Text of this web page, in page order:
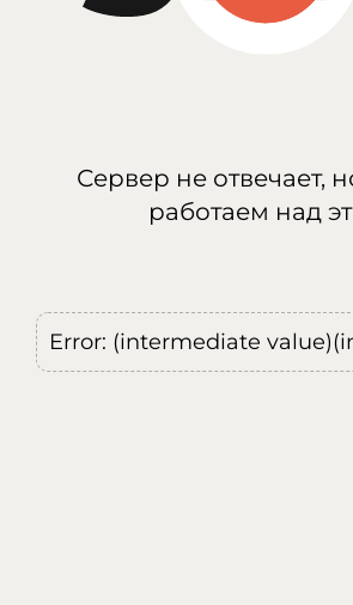
Сервер не отвечает,
работаем над